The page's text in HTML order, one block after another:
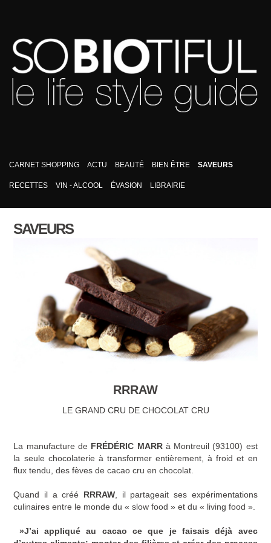
CARNET SHOPPING ACTU BEAUTÉ BIEN ÊTRE SAVEURS
RECETTES VIN - ALCOOL ÉVASION LIBRAIRIE
SAVEURS
RRRAW
LE GRAND CRU DE CHOCOLAT CRU
La manufacture deFRÉDÉRIC MARRà Montreuil (93100) est
la seule chocolaterie à transformer entièrement, à froid et en
flux tendu, des fèves de cacao cru en chocolat.
Quand il a créé RRRAW , il partageait ses expérimentations
culinaires entre le monde du « slow food » et du « living food ».
»J’ai appliqué au cacao ce que je faisais déjà avec